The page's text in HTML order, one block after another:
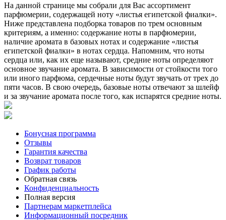
На данной странице мы собрали для Вас ассортимент
парфюмерии, содержащей ноту «листья египетской фиалки».
Ниже представлена подборка товаров по трем основным
критериям, а именно: содержание ноты в парфюмерии,
наличие аромата в базовых нотах и содержание «листья
египетской фиалки» в нотах сердца. Напомним, что ноты
сердца или, как их еще называют, средние ноты определяют
основное звучание аромата. В зависимости от стойкости того
или иного парфюма, сердечные ноты будут звучать от трех до
пяти часов. В свою очередь, базовые ноты отвечают за шлейф
и за звучание аромата после того, как испарятся средние ноты.
Бонусная программа
Отзывы
Гарантия качества
Возврат товаров
График работы
Обратная связь
Конфиденциальность
Полная версия
Партнерам маркетплейса
Информационный посредник